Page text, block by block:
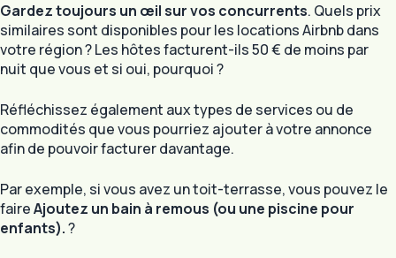
Gardez toujours un œil sur vos concurrents. Quels prix
similaires sont disponibles pour les locations Airbnb dans
votre région ? Les hôtes facturent-ils 50 € de moins par
nuit que vous et si oui, pourquoi ?
Réfléchissez également aux types de services ou de
commodités que vous pourriez ajouter à votre annonce
afin de pouvoir facturer davantage.
Par exemple, si vous avez un toit-terrasse, vous pouvez le
faireAjoutez un bain à remous (ou une piscine pour
enfants).?